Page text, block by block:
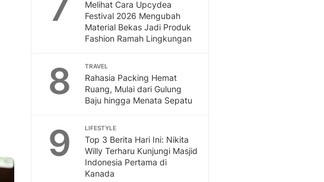
Melihat Cara Upcydea
Festival 2026 Mengubah
Material Bekas Jadi Produk
Fashion Ramah Lingkungan
8 TRAVEL
Rahasia Packing Hemat
Ruang, Mulai dari Gulung
Baju hingga Menata Sepatu
9 LIFESTYLE
Top 3 Berita Hari Ini: Nikita
Willy Terharu Kunjungi Masjid
Indonesia Pertama di
Kanada